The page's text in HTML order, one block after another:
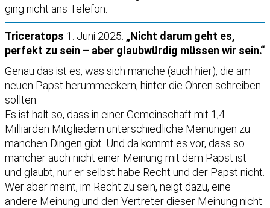
ging nicht ans Telefon.
Triceratops 1. Juni 2025: „Nicht darum geht es,
perfekt zu sein – aber glaubwürdig müssen wir sein.“
Genau das ist es, was sich manche (auch hier), die am
neuen Papst herummeckern, hinter die Ohren schreiben
sollten.
Es ist halt so, dass in einer Gemeinschaft mit 1,4
Milliarden Mitgliedern unterschiedliche Meinungen zu
manchen Dingen gibt. Und da kommt es vor, dass so
mancher auch nicht einer Meinung mit dem Papst ist
und glaubt, nur er selbst habe Recht und der Papst nicht.
Wer aber meint, im Recht zu sein, neigt dazu, eine
andere Meinung und den Vertreter dieser Meinung nicht